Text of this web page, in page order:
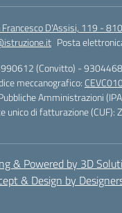
Francesco D'Assisi, 119 -
Posta
(Convitto) -
meccanografico:
Amministrazioni
unico di fatturazione (CUF):
& Powered by 3D
& Design by